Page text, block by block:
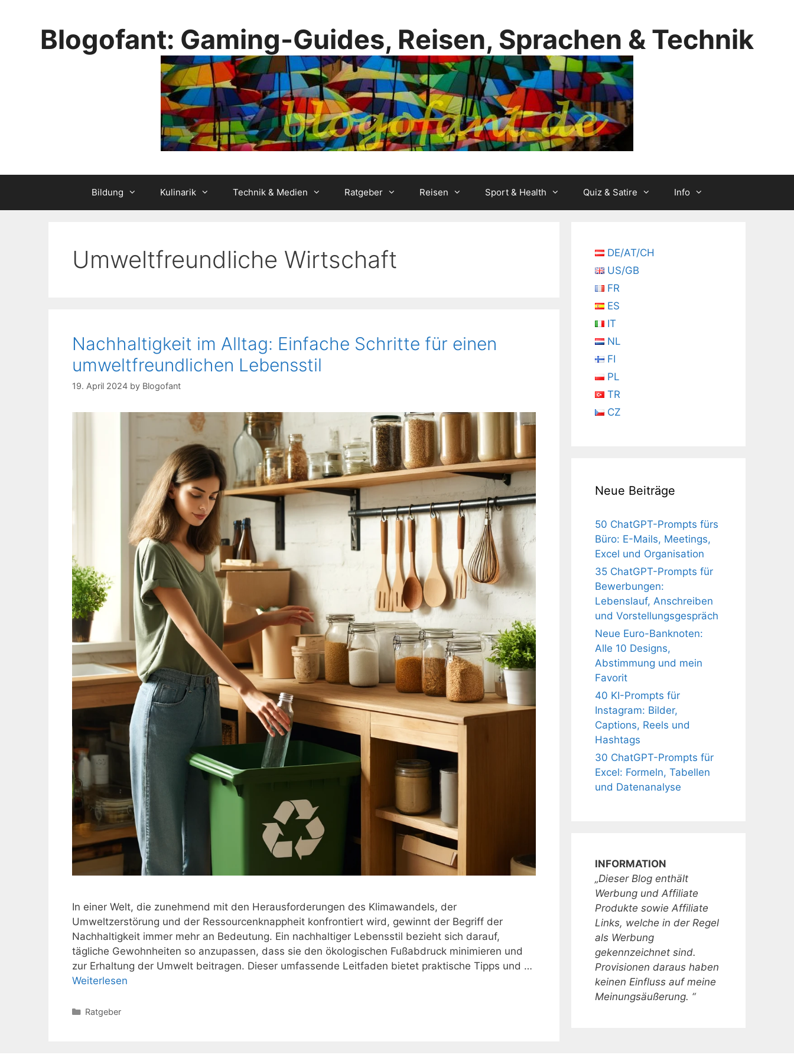
Blogofant: Gaming-Guides, Reisen, Sprachen & Technik
Bildung Kulinarik Technik & Medien Ratgeber Reisen Sport & Health Quiz & Satire Info
Umweltfreundliche Wirtschaft
Nachhaltigkeit im Alltag: Einfache Schritte für einen
umweltfreundlichen Lebensstil
19. April 2024 by Blogofant
In einer Welt, die zunehmend mit den Herausforderungen des Klimawandels, der
Umweltzerstörung und der Ressourcenknappheit konfrontiert wird, gewinnt der Begriff der
Nachhaltigkeit immer mehr an Bedeutung. Ein nachhaltiger Lebensstil bezieht sich darauf,
tägliche Gewohnheiten so anzupassen, dass sie den ökologischen Fußabdruck minimieren und
zur Erhaltung der Umwelt beitragen. Dieser umfassende Leitfaden bietet praktische Tipps und …
Weiterlesen
Kategorien
Ratgeber
DE/AT/CH
US/GB
FR
ES
IT
NL
FI
PL
TR
CZ
Neue Beiträge
50 ChatGPT-Prompts fürs
Büro: E-Mails, Meetings,
Excel und Organisation
35 ChatGPT-Prompts für
Bewerbungen:
Lebenslauf, Anschreiben
und Vorstellungsgespräch
Neue Euro-Banknoten:
Alle 10 Designs,
Abstimmung und mein
Favorit
40 KI-Prompts für
Instagram: Bilder,
Captions, Reels und
Hashtags
30 ChatGPT-Prompts für
Excel: Formeln, Tabellen
und Datenanalyse
INFORMATION
„Dieser Blog enthält
Werbung und Affiliate
Produkte sowie Affiliate
Links, welche in der Regel
als Werbung
gekennzeichnet sind.
Provisionen daraus haben
keinen Einfluss auf meine
Meinungsäußerung. “